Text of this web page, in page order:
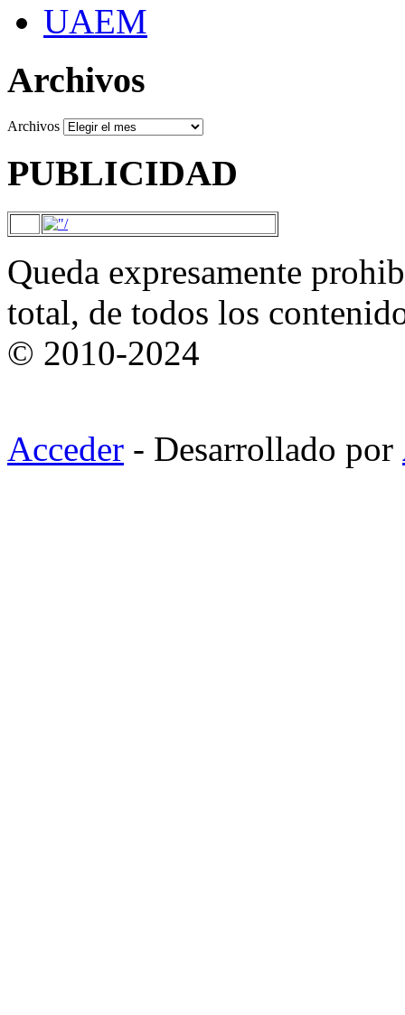
UAEM
Archivos
Archivos
PUBLICIDAD
Queda expresamente
total, de todos los
© 2010-2024
Acceder - Desarrollado por